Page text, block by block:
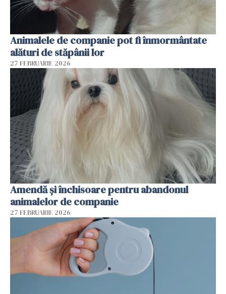
Animalele de companie pot fi înmormântate
alături de stăpânii lor
27 FEBRUARIE 2026
Amendă și închisoare pentru abandonul
animalelor de companie
27 FEBRUARIE 2026